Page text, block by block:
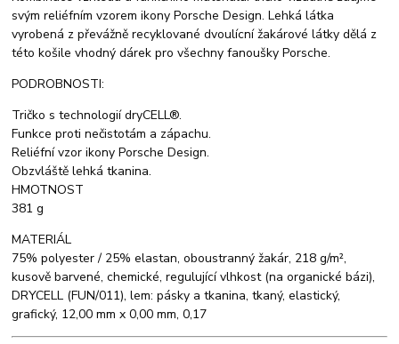
svým reliéfním vzorem ikony Porsche Design. Lehká látka
vyrobená z převážně recyklované dvoulícní žakárové látky dělá z
této košile vhodný dárek pro všechny fanoušky Porsche.
PODROBNOSTI:
Tričko s technologií dryCELL®.
Funkce proti nečistotám a zápachu.
Reliéfní vzor ikony Porsche Design.
Obzvláště lehká tkanina.
HMOTNOST
381 g
MATERIÁL
75% polyester / 25% elastan, oboustranný žakár, 218 g/m²,
kusově barvené, chemické, regulující vlhkost (na organické bázi),
DRYCELL (FUN/011), lem: pásky a tkanina, tkaný, elastický,
grafický, 12,00 mm x 0,00 mm, 0,17